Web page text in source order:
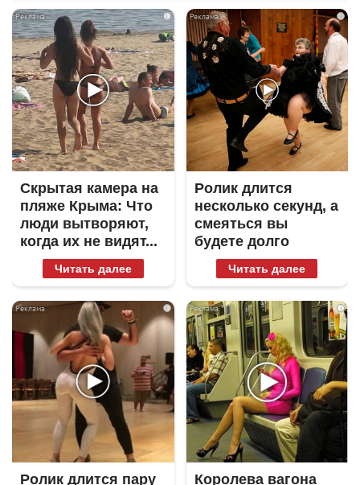
i
Скрытая камера на
пляже Крыма: Что
люди вытворяют,
когда их не видят...
Читать далее
i
Ролик длится
несколько секунд, а
смеяться вы
будете долго
Читать далее
i
Ролик длится пару
i
Королева вагона